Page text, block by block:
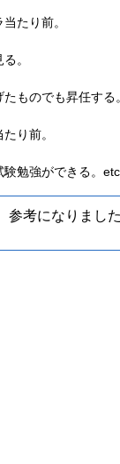
たり前。
。
ものでも昇任する
り前。
験勉強ができる。etc
参考になりまし